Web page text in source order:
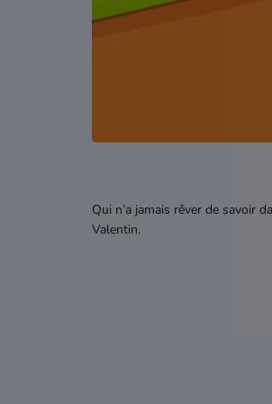
Qui n’a jamais rêver de savoir
Valentin.